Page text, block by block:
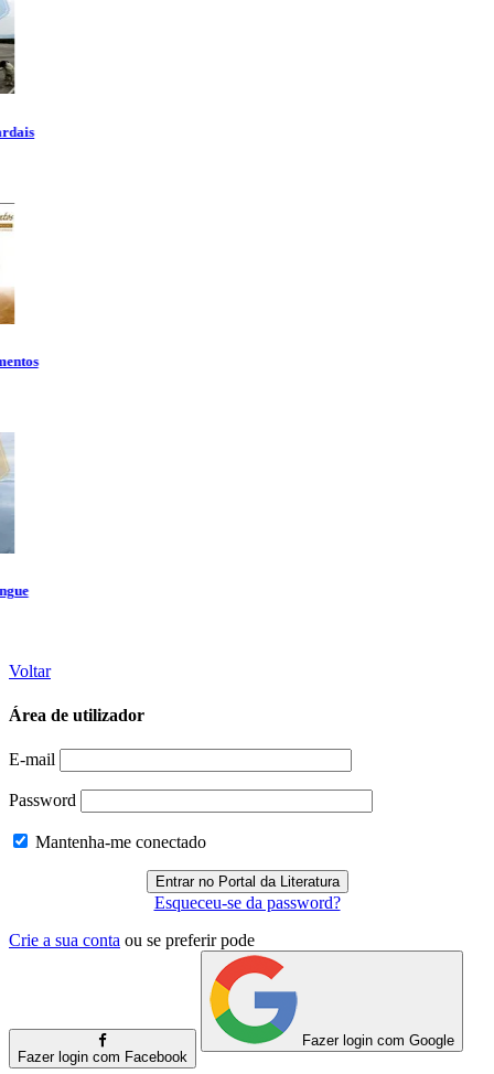
Voltar
Área de utilizador
E-mail
Password
Mantenha-me conectado
Esqueceu-se da password?
Crie a sua conta ou se preferir pode
Fazer login com Facebook
Fazer login com Google